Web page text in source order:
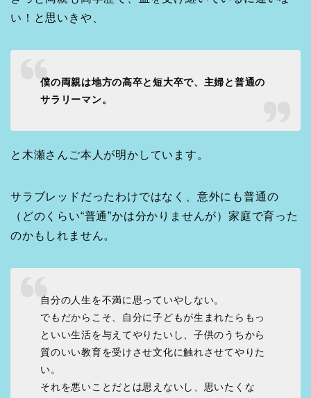
い！と思いきや、
僕の両親は地方の高卒と短大卒で、主婦と普通の
サラリーマン。
と木瀬さんご本人が明かしています。
サラブレッドだったわけではなく、意外にも普通の
（どのくらい“普通”かは分かりませんが）家庭で育った
のかもしれません。
自分の人生を不満に思っていやしない。
でもだからこそ、自分に子どもが生まれたらもっ
といい生活を与えてやりたいし、子供のうちから
質のいい教育を受けさせ文化に触れさせてやりた
い。
それを悪いことだとは思えないし、思いたくな